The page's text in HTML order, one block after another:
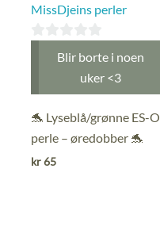
MissDjeins perler
Blir borte i noen
uker <3
🐬 Lyseblå/grønne ES-O
perle – øredobber 🐬
kr65